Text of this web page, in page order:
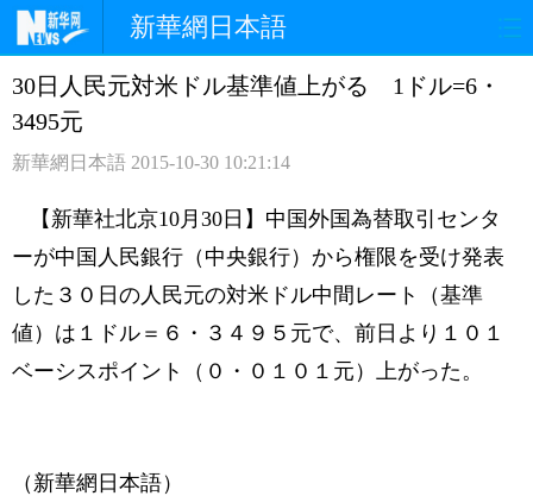
新華網日本語
ホームページ 政治 経済
観光 評論 写真
中日対訳
30日人民元対米ドル基準値上がる 1ドル=6・
3495元
新華網日本語 2015-10-30 10:21:14
【新華社北京10月30日】中国外国為替取引センタ
ーが中国人民銀行（中央銀行）から権限を受け発表
した３０日の人民元の対米ドル中間レート（基準
値）は１ドル＝６・３４９５元で、前日より１０１
ベーシスポイント（０・０１０１元）上がった。
（新華網日本語）